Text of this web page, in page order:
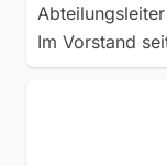
Im Vorstand